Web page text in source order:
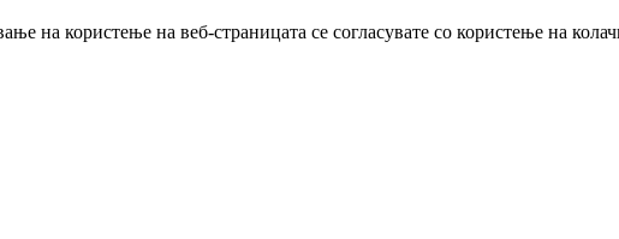
на користење на веб-страницата се согласувате со користење на